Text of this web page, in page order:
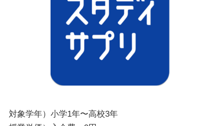
対象学年）小学1年〜高校3年